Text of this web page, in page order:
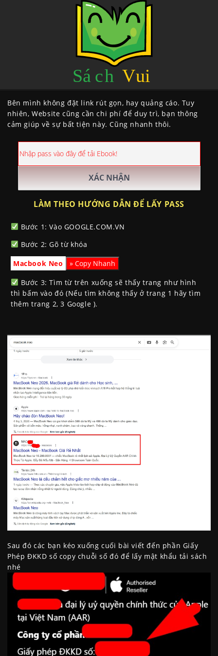
Bên mình không đặt link rút gọn, hay quảng cáo. Tuy
nhiên, Website cũng cần chi phí để duy trì, bạn thông
cảm giúp về sự bất tiện này. Cũng nhanh thôi.
LÀM THEO HƯỚNG DẪN ĐỂ LẤY PASS
Bước 1: Vào GOOGLE.COM.VN
Bước 2: Gõ từ khóa
Macbook Neo
Bước 3: Tìm từ trên xuống sẽ thấy trang như hình
thì bấm vào đó (Nếu tìm không thấy ở trang 1 hãy tìm
thêm trang 2, 3 Google ).
Sau đó các bạn kéo xuống cuối bài viết đến phần Giấy
Phép ĐKKD số copy chuỗi số đó để lấy mật khẩu tải sách
nhé